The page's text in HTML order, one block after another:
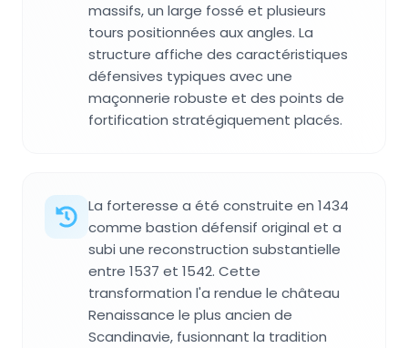
massifs, un large fossé et plusieurs
tours positionnées aux angles. La
structure affiche des caractéristiques
défensives typiques avec une
maçonnerie robuste et des points de
fortification stratégiquement placés.
La forteresse a été construite en 1434
comme bastion défensif original et a
subi une reconstruction substantielle
entre 1537 et 1542. Cette
transformation l'a rendue le château
Renaissance le plus ancien de
Scandinavie, fusionnant la tradition